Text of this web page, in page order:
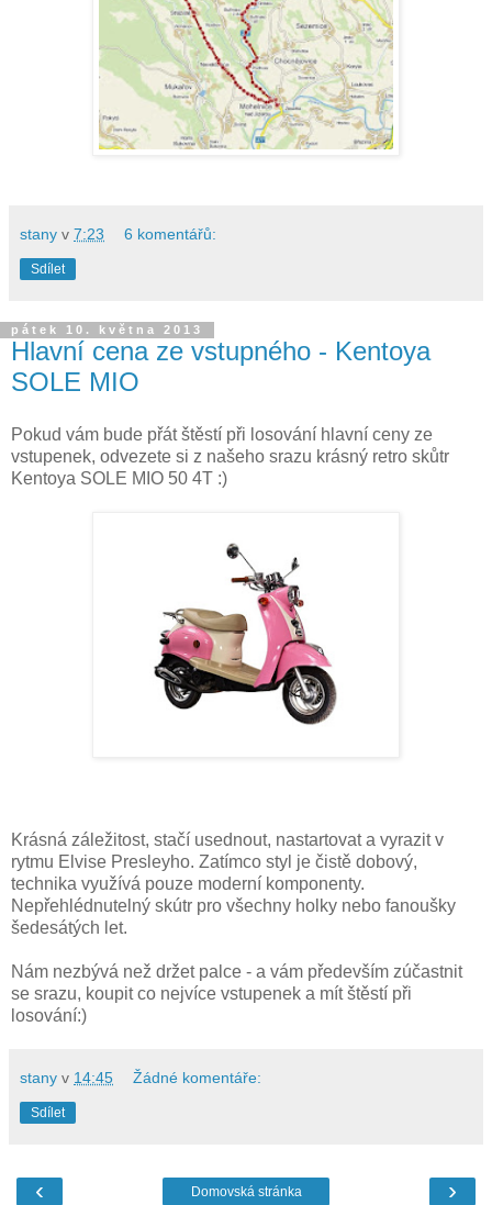
stany v 7:23 6 komentářů:
Sdílet
pátek 10. května 2013
Hlavní cena ze vstupného - Kentoya
SOLE MIO
Pokud vám bude přát štěstí při losování hlavní ceny ze
vstupenek, odvezete si z našeho srazu krásný retro skůtr
Kentoya SOLE MIO 50 4T :)
Krásná záležitost, stačí usednout, nastartovat a vyrazit v
rytmu Elvise Presleyho. Zatímco styl je čistě dobový,
technika využívá pouze moderní komponenty.
Nepřehlédnutelný skútr pro všechny holky nebo fanoušky
šedesátých let.
Nám nezbývá než držet palce - a vám především zúčastnit
se srazu, koupit co nejvíce vstupenek a mít štěstí při
losování:)
stany v 14:45 Žádné komentáře:
Sdílet
‹ ›
Domovská stránka